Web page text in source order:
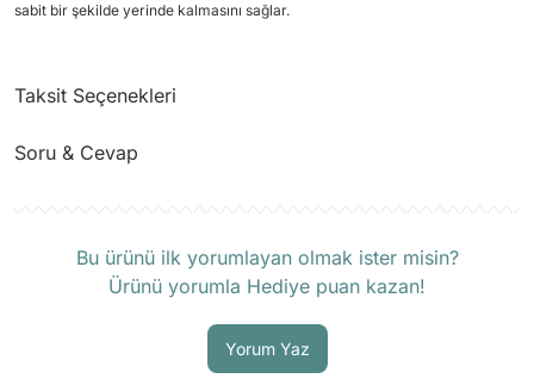
sabit bir şekilde yerinde kalmasını sağlar.
Taksit Seçenekleri
Soru & Cevap
Bu ürünü ilk yorumlayan olmak ister misin?
Ürünü yorumla Hediye puan kazan!
Yorum Yaz